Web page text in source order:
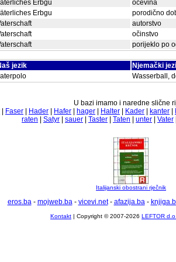
Erbgu
očevina
Erbgu
porodično
autorstvo
očinstvo
porijeklo po
jezik
Njemački
Wasserball,
U bazi imamo i naredne slične
Faser Hader Hafer hager Halter Kader kanter
raten
Satyr sauer Taster Taten unter Vater
Italijanski obostrani rječnik
eros.ba- mojweb.ba- vicevi.net- afazija.ba-
Kontakt | Copyright © 2007-2026 LEFTOR